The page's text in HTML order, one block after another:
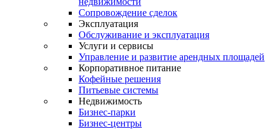
Сопровождение сделок
Эксплуатация
Обслуживание и эксплуатация
Услуги и сервисы
Управление и развитие арендных площадей
Корпоративное питание
Кофейные решения
Питьевые системы
Недвижимость
Бизнес-парки
Бизнес-центры